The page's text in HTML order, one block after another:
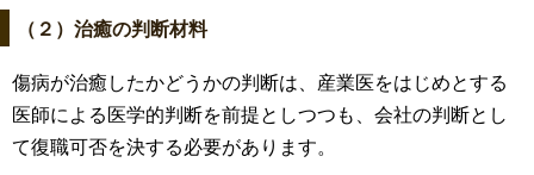
（２）治癒の判断材料
傷病が治癒したかどうかの判断は、産業医をはじめとする
医師による医学的判断を前提としつつも、会社の判断とし
て復職可否を決する必要があります。